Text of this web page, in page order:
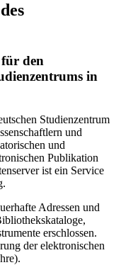
den
in
Studienzentrum
und
und
Publikation
ist ein Service
Adressen und
erschlossen.
der elektronischen